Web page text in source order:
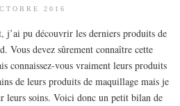
2016
pu découvrir les derniers produits de
Vous devez sûrement connaître cette
connaissez-vous vraiment leurs produits
de leurs produits de maquillage mais je
leurs soins. Voici donc un petit bilan de